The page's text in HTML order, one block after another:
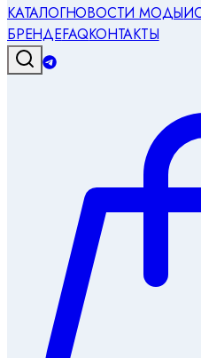
КАТАЛОГНОВОСТИ МОДЫ
БРЕНДЕFAQКОНТАКТЫ